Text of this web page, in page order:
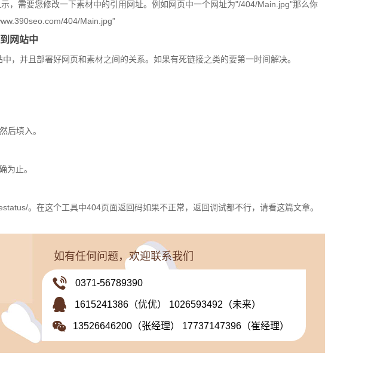
，需要您修改一下素材中的引用网址。例如网页中一个网址为"/404/Main.jpg"那么你
404/Main.jpg”
网站中
，并且部署好网页和素材之间的关系。如果有死链接之类的要第一时间解决。
后填入。
为止。
。在这个工具中404页面返回码如果不正常，返回调试都不行，请看这篇文章。
如有任何问题，欢迎联系我们
0371-56789390
1615241386（优优） 1026593492（未来）
13526646200（张经理） 17737147396（崔经理）